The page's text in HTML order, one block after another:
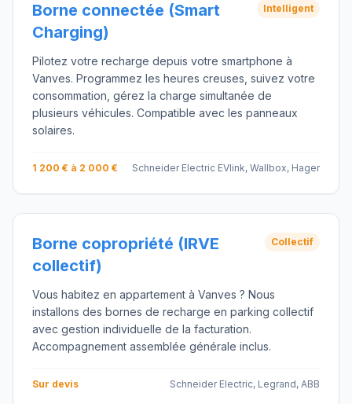
Borne connectée (Smart
Charging)
Intelligent
Pilotez votre recharge depuis votre smartphone à
Vanves. Programmez les heures creuses, suivez votre
consommation, gérez la charge simultanée de
plusieurs véhicules. Compatible avec les panneaux
solaires.
1 200 € à 2 000 € Schneider Electric EVlink, Wallbox, Hager
Borne copropriété (IRVE
collectif)
Collectif
Vous habitez en appartement à Vanves ? Nous
installons des bornes de recharge en parking collectif
avec gestion individuelle de la facturation.
Accompagnement assemblée générale inclus.
Sur devis Schneider Electric, Legrand, ABB